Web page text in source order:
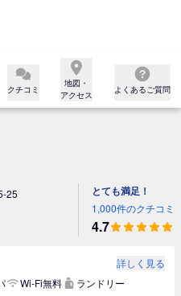
クチコミ
地図・
アクセス
よくあるご質問
25 とても満足！
1,000件のクチコミ
4.7
詳しく見る
Wi-Fi無料 ランドリー